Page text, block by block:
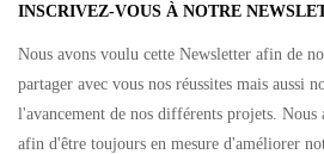
INSCRIVEZ-VOUS À NOTRE
Nous avons voulu cette Newsletter afin de
partager avec vous nos réussites mais aussi
l'avancement de nos différents projets. Nous
afin d'être toujours en mesure d'améliorer